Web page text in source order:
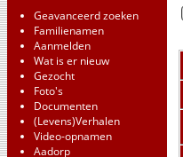
Geavanceerd zoeken
Familienamen
Aanmelden
Wat is er nieuw
Gezocht
Foto's
Documenten
(Levens)Verhalen
Video-opnamen
Aadorp